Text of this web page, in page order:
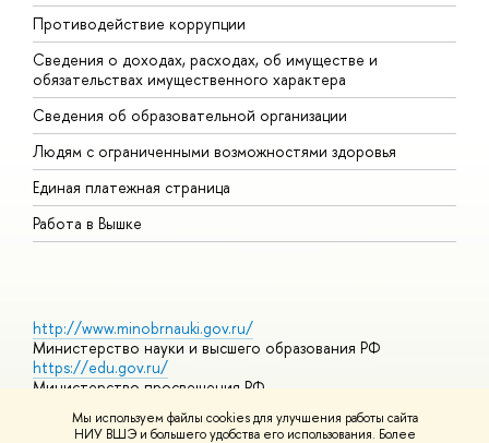
Мы используем файлы cookies для улучшения работы сайта
НИУ ВШЭ и большего удобства его использования. Более
Противодействие коррупции
Сведения о доходах, расходах, об имуществе и
обязательствах имущественного характера
Сведения об образовательной организации
Людям с ограниченными возможностями здоровья
Единая платежная страница
Работа в Вышке
http://www.minobrnauki.gov.ru/
Министерство науки и высшего образования РФ
https://edu.gov.ru/
Министерство просвещения РФ
https://elearning.hse.ru/mooc
Массовые открытые онлайн-курсы